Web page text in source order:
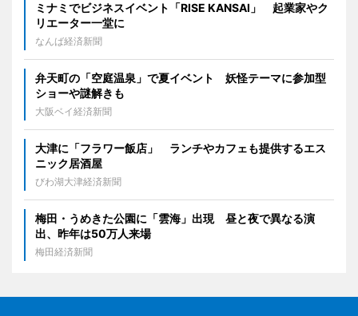
ミナミでビジネスイベント「RISE KANSAI」 起業家やク
リエーター一堂に
なんば経済新聞
弁天町の「空庭温泉」で夏イベント 妖怪テーマに参加型
ショーや謎解きも
大阪ベイ経済新聞
大津に「フラワー飯店」 ランチやカフェも提供するエス
ニック居酒屋
びわ湖大津経済新聞
梅田・うめきた公園に「雲海」出現 昼と夜で異なる演
出、昨年は50万人来場
梅田経済新聞